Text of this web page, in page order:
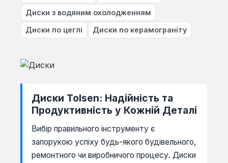
Диски з водяним охолодженням
Диски по цеглі Диски по керамограніту
Диски Tolsen: Надійність та
Продуктивність у Кожній Деталі
Вибір правильного інструменту є
запорукою успіху будь-якого будівельного,
ремонтного чи виробничого процесу. Диски